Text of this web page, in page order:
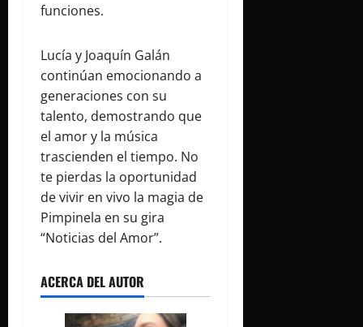
funciones.
Lucía y Joaquín Galán
continúan emocionando a
generaciones con su
talento, demostrando que
el amor y la música
trascienden el tiempo. No
te pierdas la oportunidad
de vivir en vivo la magia de
Pimpinela en su gira
“Noticias del Amor”.
ACERCA DEL AUTOR